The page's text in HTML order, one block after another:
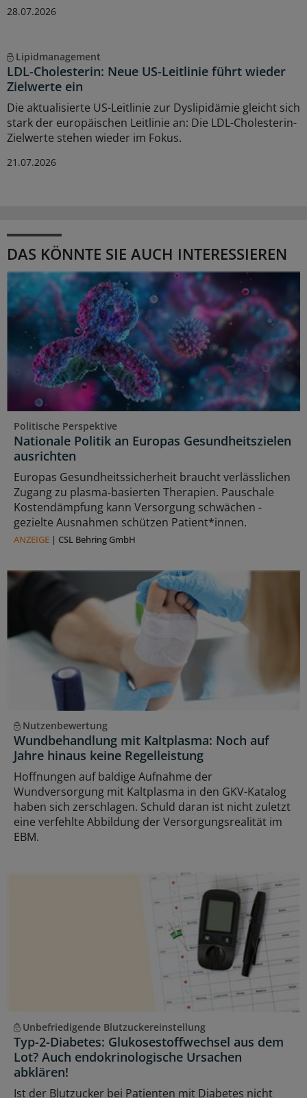
28.07.2026
Lipidmanagement
LDL-Cholesterin: Neue US-Leitlinie führt wieder
Zielwerte ein
Die aktualisierte US-Leitlinie zur Dyslipidämie gleicht sich
stark der europäischen Leitlinie an: Die LDL-Cholesterin-
Zielwerte stehen wieder im Fokus.
21.07.2026
DAS KÖNNTE SIE AUCH INTERESSIEREN
Politische Perspektive
Nationale Politik an Europas Gesundheitszielen
ausrichten
Europas Gesundheitssicherheit braucht verlässlichen
Zugang zu plasma‑basierten Therapien. Pauschale
Kostendämpfung kann Versorgung schwächen -
gezielte Ausnahmen schützen Patient*innen.
ANZEIGE | CSL Behring GmbH
Nutzenbewertung
Wundbehandlung mit Kaltplasma: Noch auf
Jahre hinaus keine Regelleistung
Hoffnungen auf baldige Aufnahme der
Wundversorgung mit Kaltplasma in den GKV-Katalog
haben sich zerschlagen. Schuld daran ist nicht zuletzt
eine verfehlte Abbildung der Versorgungsrealität im
EBM.
Unbefriedigende Blutzuckereinstellung
Typ-2-Diabetes: Glukosestoffwechsel aus dem
Lot? Auch endokrinologische Ursachen
abklären!
Ist der Blutzucker bei Patienten mit Diabetes nicht